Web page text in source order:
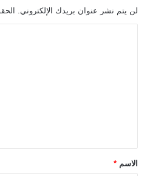
لن يتم نشر عنوان بريدك الإلكتروني.
*الاسم *